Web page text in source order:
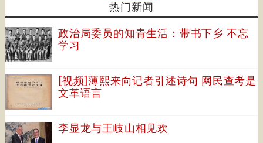
热门新闻
政治局委员的知青生活：带书下乡 不忘
学习
[视频]薄熙来向记者引述诗句 网民查考是
文革语言
李显龙与王岐山相见欢